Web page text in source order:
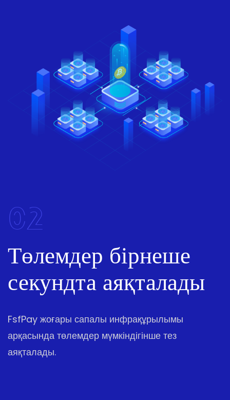
02
Төлемдер бірнеше
секундта аяқталады
FsfPay жоғары сапалы инфрақұрылымы
арқасында төлемдер мүмкіндігінше тез
аяқталады.